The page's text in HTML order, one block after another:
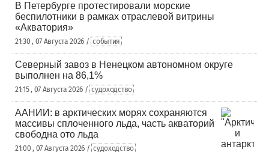
В Петербурге протестировали морские
беспилотники в рамках отраслевой витрины
«Акватория»
21:30 , 07 Августа 2026 / события
Северный завоз в Ненецком автономном округе
выполнен на 86,1%
21:15 , 07 Августа 2026 / судоходство
ААНИИ: в арктических морях сохраняются
массивы сплоченного льда, часть акваторий
свободна ото льда
21:00 , 07 Августа 2026 / судоходство